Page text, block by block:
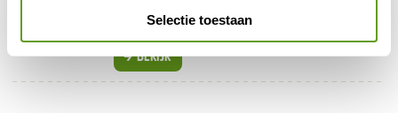
Selectie toestaan
de natuur en aan het droomachtige strand.
BEKIJK